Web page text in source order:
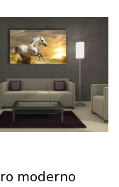
moderno